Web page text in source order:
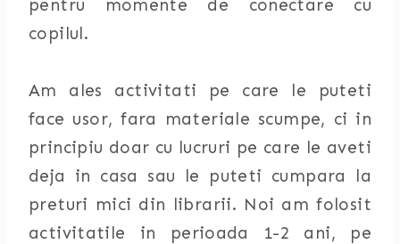
pentru momente de conectare cu
copilul.
Am ales activitati pe care le puteti
face usor, fara materiale scumpe, ci in
principiu doar cu lucruri pe care le aveti
deja in casa sau le puteti cumpara la
preturi mici din librarii. Noi am folosit
activitatile in perioada 1-2 ani, pe